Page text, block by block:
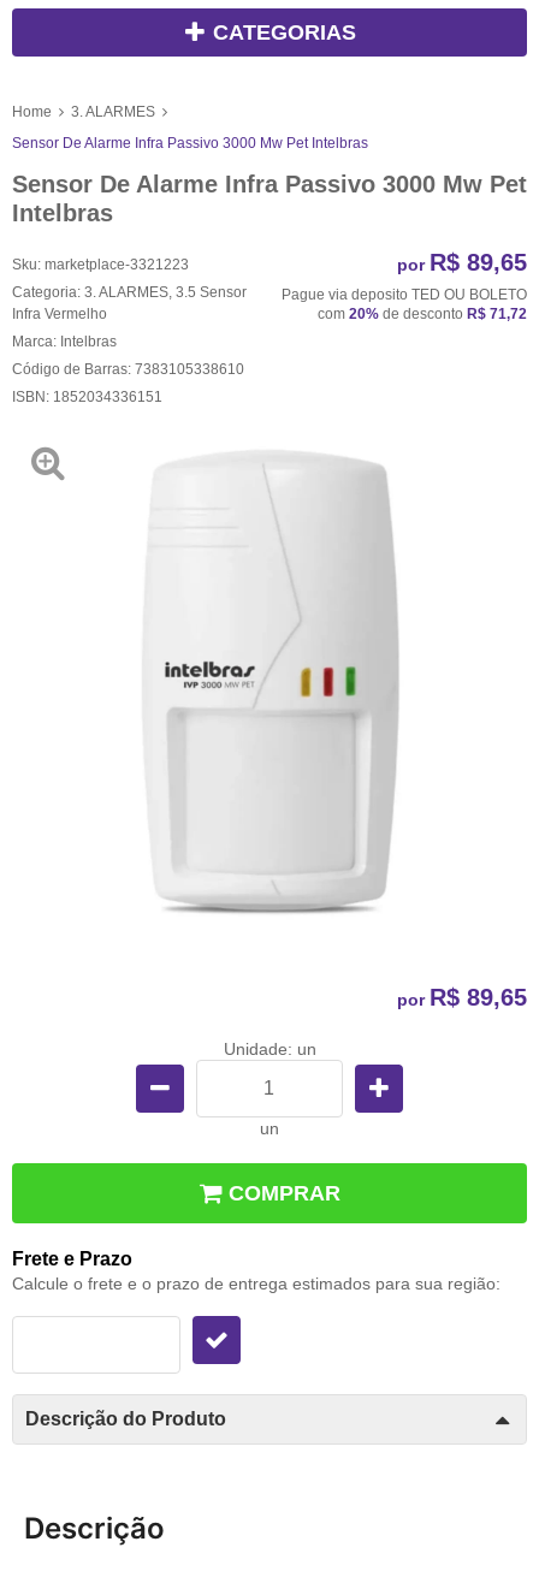
CATEGORIAS
Home
3. ALARMES
Sensor De Alarme Infra Passivo 3000 Mw Pet Intelbras
Sensor De Alarme Infra Passivo 3000 Mw Pet
Intelbras
Sku: marketplace-3321223
Categoria: 3. ALARMES 3.5 Sensor
Infra Vermelho
Marca: Intelbras
Código de Barras: 7383105338610
ISBN: 1852034336151
por R$ 89,65
Pague via deposito TED OU BOLETO
com 20% de desconto R$ 71,72
por R$ 89,65
Unidade: un
un
COMPRAR
Frete e Prazo
Calcule o frete e o prazo de entrega estimados para sua região:
Descrição do Produto
Descrição